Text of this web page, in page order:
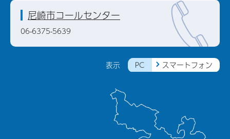
表示 PC スマートフォン
尼崎市コールセンター
06-6375-5639